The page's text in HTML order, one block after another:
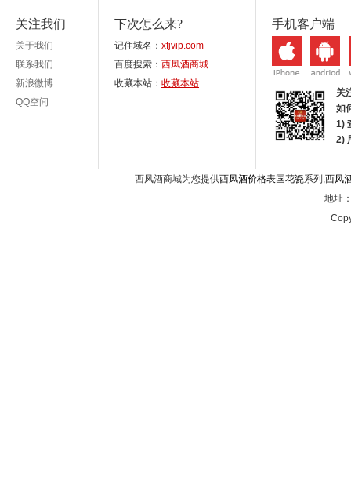
关注我们
关于我们
联系我们
新浪微博
QQ空间
下次怎么来?
记住域名： xfjvip.com
百度搜索： 西凤酒商城
收藏本站： 收藏本站
手机客户端
关
如
1)
2)
西凤酒商城为您提供西凤酒价格表国花瓷系列,西凤
地址